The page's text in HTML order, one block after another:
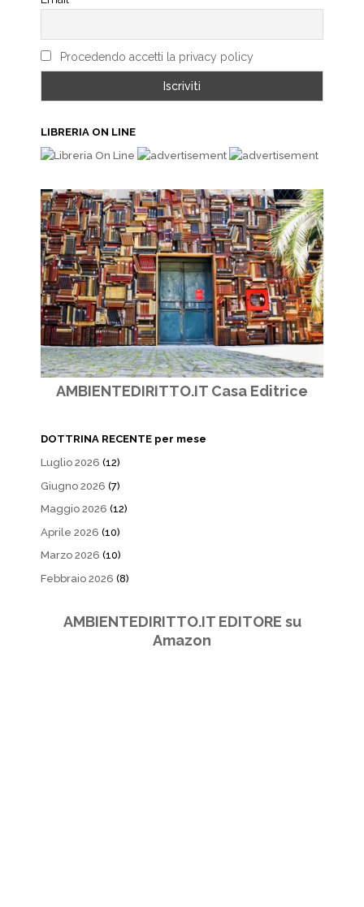
Procedendo accetti la privacy policy
LIBRERIA ON LINE
AMBIENTEDIRITTO.IT Casa Editrice
DOTTRINA RECENTE per mese
Luglio 2026 (12)
Giugno 2026 (7)
Maggio 2026 (12)
Aprile 2026 (10)
Marzo 2026 (10)
Febbraio 2026 (8)
AMBIENTEDIRITTO.IT EDITORE su
Amazon